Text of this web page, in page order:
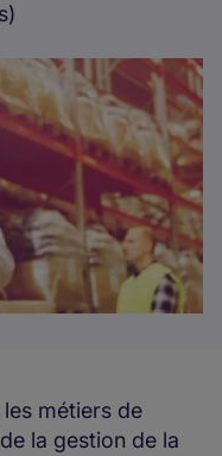
les métiers de
la gestion de la